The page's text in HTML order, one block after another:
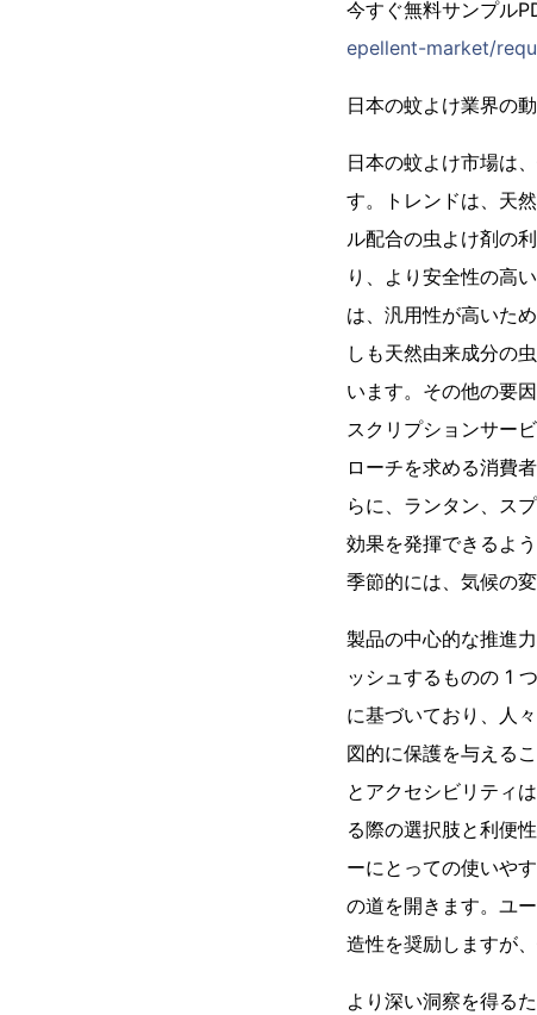
今すぐ無料サンプル
epellent-market/
日本の蚊よけ業界の
日本の蚊よけ市場は
す。トレンドは、天
ル配合の虫よけ剤の
り、より安全性の高
は、汎用性が高いた
しも天然由来成分の
います。その他の要
スクリプションサー
ローチを求める消費
らに、ランタン、ス
効果を発揮できるよ
季節的には、気候の
製品の中心的な推進
ッシュするものの 1
に基づいており、人
図的に保護を与える
とアクセシビリティ
る際の選択肢と利便
ーにとっての使いや
の道を開きます。ユ
造性を奨励しますが
より深い洞察を得る